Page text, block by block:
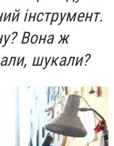
інструмент.
Вона ж
шукали?